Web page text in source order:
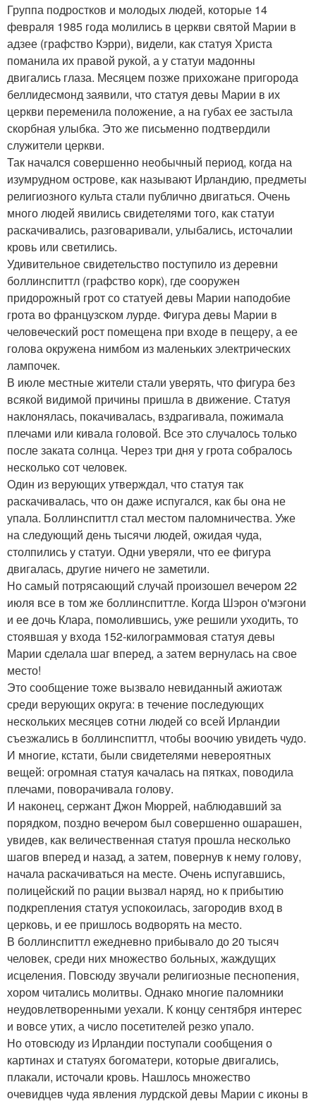
Группа подростков и молодых людей, которые 14
февраля 1985 года молились в церкви святой Марии в
адзее (графство Кэрри), видели, как статуя Христа
поманила их правой рукой, а у статуи мадонны
двигались глаза. Месяцем позже прихожане пригорода
беллидесмонд заявили, что статуя девы Марии в их
церкви переменила положение, а на губах ее застыла
скорбная улыбка. Это же письменно подтвердили
служители церкви.
Так начался совершенно необычный период, когда на
изумрудном острове, как называют Ирландию, предметы
религиозного культа стали публично двигаться. Очень
много людей явились свидетелями того, как статуи
раскачивались, разговаривали, улыбались, источалии
кровь или светились.
Удивительное свидетельство поступило из деревни
боллинспиттл (графство корк), где сооружен
придорожный грот со статуей девы Марии наподобие
грота во французском лурде. Фигура девы Марии в
человеческий рост помещена при входе в пещеру, а ее
голова окружена нимбом из маленьких электрических
лампочек.
В июле местные жители стали уверять, что фигура без
всякой видимой причины пришла в движение. Статуя
наклонялась, покачивалась, вздрагивала, пожимала
плечами или кивала головой. Все это случалось только
после заката солнца. Через три дня у грота собралось
несколько сот человек.
Один из верующих утверждал, что статуя так
раскачивалась, что он даже испугался, как бы она не
упала. Боллинспиттл стал местом паломничества. Уже
на следующий день тысячи людей, ожидая чуда,
столпились у статуи. Одни уверяли, что ее фигура
двигалась, другие ничего не заметили.
Но самый потрясающий случай произошел вечером 22
июля все в том же боллинспиттле. Когда Шэрон о'мэгони
и ее дочь Клара, помолившись, уже решили уходить, то
стоявшая у входа 152-килограммовая статуя девы
Марии сделала шаг вперед, а затем вернулась на свое
место!
Это сообщение тоже вызвало невиданный ажиотаж
среди верующих округа: в течение последующих
нескольких месяцев сотни людей со всей Ирландии
съезжались в боллинспиттл, чтобы воочию увидеть чудо.
И многие, кстати, были свидетелями невероятных
вещей: огромная статуя качалась на пятках, поводила
плечами, поворачивала голову.
И наконец, сержант Джон Мюррей, наблюдавший за
порядком, поздно вечером был совершенно ошарашен,
увидев, как величественная статуя прошла несколько
шагов вперед и назад, а затем, повернув к нему голову,
начала раскачиваться на месте. Очень испугавшись,
полицейский по рации вызвал наряд, но к прибытию
подкрепления статуя успокоилась, загородив вход в
церковь, и ее пришлось водворять на место.
В боллинспиттл ежедневно прибывало до 20 тысяч
человек, среди них множество больных, жаждущих
исцеления. Повсюду звучали религиозные песнопения,
хором читались молитвы. Однако многие паломники
неудовлетворенными уехали. К концу сентября интерес
и вовсе утих, а число посетителей резко упало.
Но отовсюду из Ирландии поступали сообщения о
картинах и статуях богоматери, которые двигались,
плакали, источали кровь. Нашлось множество
очевидцев чуда явления лурдской девы Марии с иконы в